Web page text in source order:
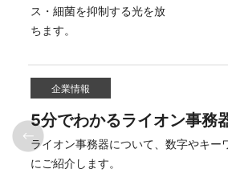
ス・細菌を抑制する光を放
企業情報
5分でわかるライオン事務
ライオン事務器について、数字やキー
にご紹介します。